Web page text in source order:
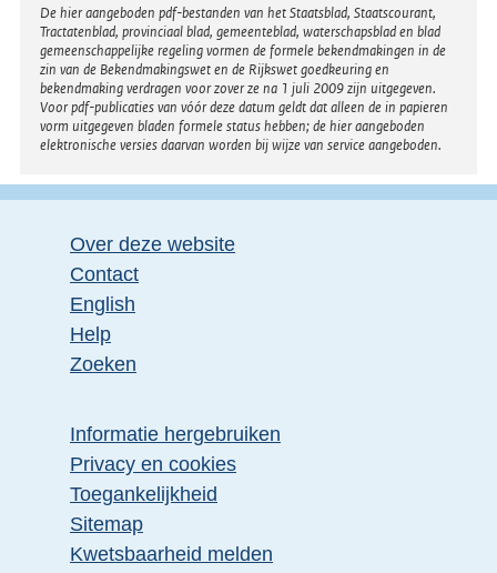
Disclaimer
De hier aangeboden pdf-bestanden van het Staatsblad, Staatscourant,
Tractatenblad, provinciaal blad, gemeenteblad, waterschapsblad en blad
gemeenschappelijke regeling vormen de formele bekendmakingen in de
zin van de Bekendmakingswet en de Rijkswet goedkeuring en
bekendmaking verdragen voor zover ze na 1 juli 2009 zijn uitgegeven.
Voor pdf-publicaties van vóór deze datum geldt dat alleen de in papieren
vorm uitgegeven bladen formele status hebben; de hier aangeboden
elektronische versies daarvan worden bij wijze van service aangeboden.
Over deze website
Contact
English
Help
Zoeken
Informatie hergebruiken
Privacy en cookies
Toegankelijkheid
Sitemap
Kwetsbaarheid melden